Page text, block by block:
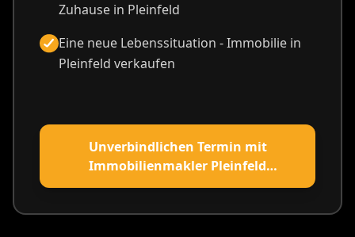
Zuhause in Pleinfeld
Eine neue Lebenssituation - Immobilie in
Pleinfeld verkaufen
Unverbindlichen Termin mit
Immobilienmakler Pleinfeld
vereinbaren